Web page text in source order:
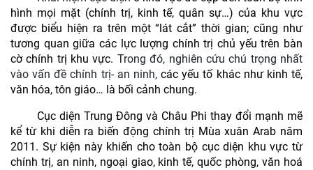
hình mọi mặt (chính trị, kinh tế, quân sự…) của khu vực
được biểu hiện ra trên một “lát cắt” thời gian; cũng như
tương quan giữa các lực lượng chính trị chủ yếu trên bàn
cờ chính trị khu vực. Trong đó, nghiên cứu chú trọng nhất
vào vấn đề chính trị- an ninh,các yếu tố khác như kinh tế,
văn hóa, tôn giáo… là bối cảnh chung.
Cục diện Trung Đông và Châu Phi thay đổi mạnh mẽ
kể từ khi diễn ra biến động chính trị Mùa xuân Arab năm
2011. Sự kiện này khiến cho toàn bộ cục diện khu vực từ
chính trị, an ninh, ngoại giao, kinh tế, quốc phòng, văn hoá